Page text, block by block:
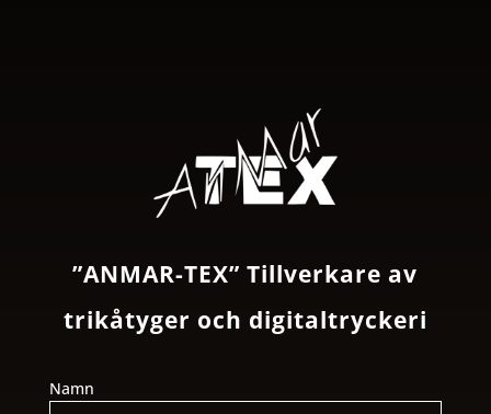
”ANMAR-TEX” Tillverkare av
trikåtyger och digitaltryckeri
Namn